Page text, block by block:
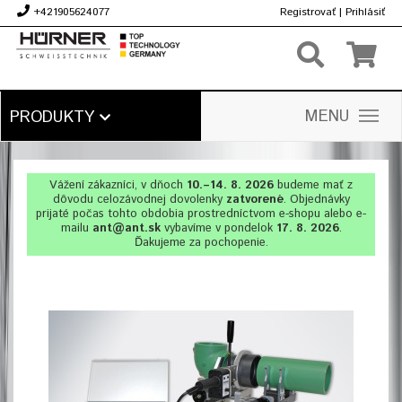
+421905624077 Registrovať | Prihlásiť
PRODUKTY MENU
Vážení zákazníci, v dňoch 10.–14. 8. 2026 budeme mať z
dôvodu celozávodnej dovolenkyzatvorené. Objednávky
prijaté počas tohto obdobia prostredníctvom e-shopu alebo e-
mailu ant@ant.skvybavíme v pondelok 17. 8. 2026.
Ďakujeme za pochopenie.